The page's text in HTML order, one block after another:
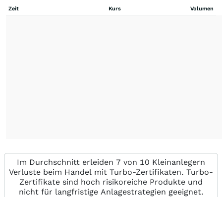
Zeit Kurs Volumen
Im Durchschnitt erleiden 7 von 10 Kleinanlegern
Verluste beim Handel mit Turbo-Zertifikaten. Turbo-
Zertifikate sind hoch risikoreiche Produkte und
nicht für langfristige Anlagestrategien geeignet.